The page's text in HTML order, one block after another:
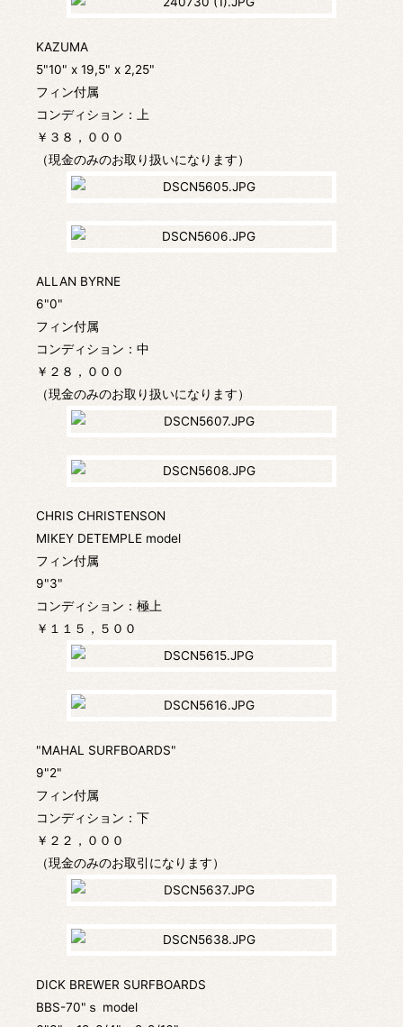
KAZUMA
5"10" x 19,5" x 2,25"
フィン付属
コンディション：上
￥３８，０００
（現金のみのお取り扱いになります）
ALLAN BYRNE
6"0"
フィン付属
コンディション：中
￥２８，０００
（現金のみのお取り扱いになります）
CHRIS CHRISTENSON
MIKEY DETEMPLE model
フィン付属
9"3"
コンディション：極上
￥１１５，５００
"MAHAL SURFBOARDS"
9"2"
フィン付属
コンディション：下
￥２２，０００
（現金のみのお取引になります）
DICK BREWER SURFBOARDS
BBS-70"ｓ model